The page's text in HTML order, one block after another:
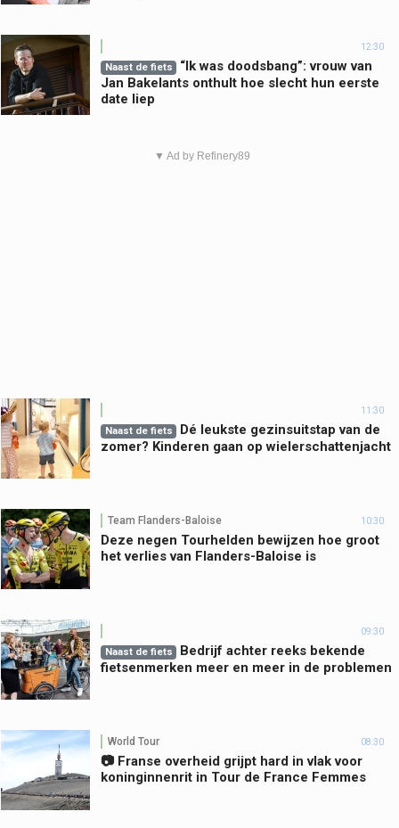
12:30
Naast de fiets
“Ik was doodsbang”: vrouw van
Jan Bakelants onthult hoe slecht hun eerste
date liep
▼ Ad by Refinery89
11:30
Naast de fiets
Dé leukste gezinsuitstap van de
zomer? Kinderen gaan op wielerschattenjacht
Team Flanders-Baloise 10:30
Deze negen Tourhelden bewijzen hoe groot
het verlies van Flanders-Baloise is
09:30
Naast de fiets
Bedrijf achter reeks bekende
fietsenmerken meer en meer in de problemen
World Tour 08:30
📷 Franse overheid grijpt hard in vlak voor
koninginnenrit in Tour de France Femmes